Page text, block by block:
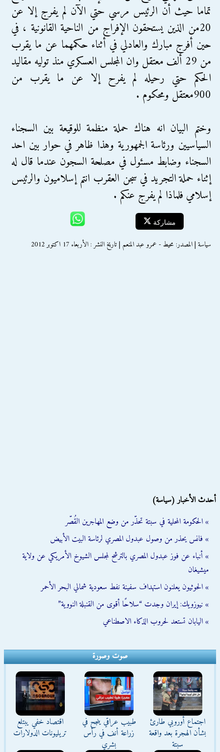
تماما حيث أن الرئيس مرسي حتي الآن لم يفرج إلا عن
20من الذين يستحقون الإفراج من الناحية القانونية ، في
حين أفرج مبارك والعادلي في أثناء حكمهما عن ما يقرب
من 29 ألف معتقل وان المجلس العسكري منذ توليه مقاليد
الحكم حتي رحيله لم يفرح إلا عن ما يقرب من
900معتقل ومحكوم .
وختم البيان انه هناك حملة منظمة للوقيعة بين السجناء
السياسيين ورئاسة الجمهورية وهذا ظاهر في حوار بين احد
السجناء وضابط مسئول في مصلحة السجون عندما قال له
إثناء حملة التجريد في سجن العقرب انتم إسلاميون والرئيس
إسلامي فلماذا لم يفرج عنكم .
مشاركة
سياسة | المصدر: محيط - عمرو عبد المنعم | تاريخ النشر : الأربعاء 17 اكتوبر 2012
أحدث الأخبار (سياسة)
» الحكومة المحلية في سبتة تحذّر من وضع المهاجرين القُصّر
» فانس يحذر من وصول عبدول المصري لرئاسة البيت الأبيض
» أنباء عن فوز عبدول المصري بالترشح لمجلس الشيوخ الأمريكي عن ولاية
ميشيغان
» الحوثيون يعلنون استهداف سفينة نفط سعودية شمالي البحر الأحمر
» نيوزويك: إيران وجدت “سلاحًا أقوى من القنبلة النووية”
» اليابان تستعد لحروب الذكاء الاصطناعي
صوت وصورة
اجتماع أوروبي طارئ
بشأن الهجرة بعد واقعة
سبتة
طبيب عراقي ينجح في
زراعة أنف في رأس
بشري
اقتصاد خفي يبتلع
تريليونات الدولارات